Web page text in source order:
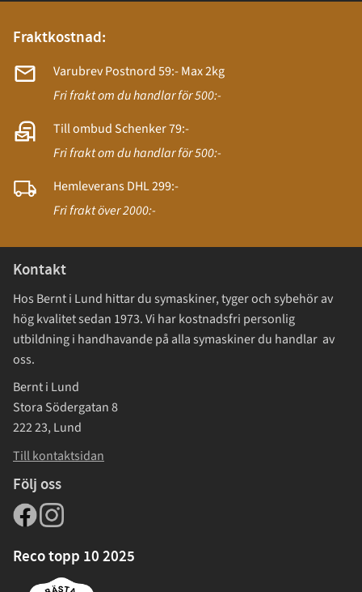
Fraktkostnad:
Varubrev Postnord 59:- Max 2kg
Fri frakt om du handlar för 500:-
Till ombud Schenker 79:-
Fri frakt om du handlar för 500:-
Hemleverans DHL 299:-
Fri frakt över 2000:-
Kontakt
Hos Bernt i Lund hittar du symaskiner, tyger och sybehör av
hög kvalitet sedan 1973. Vi har kostnadsfri personlig
utbildning i handhavande på alla symaskiner du handlar av
oss.
Bernt i Lund
Stora Södergatan 8
222 23, Lund
Till kontaktsidan
Följ oss
Reco topp 10 2025